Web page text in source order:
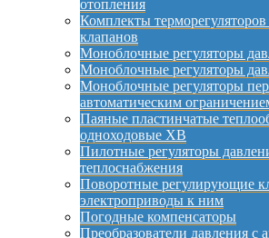
отопления
Комплекты
клапанов
Моноблочные регуляторы
Моноблочные регуляторы
Моноблочные регуляторы
автоматическим
Паяные пластинчатые
одноходовые XB
Пилотные регуляторы
теплоснабжения
Поворотные регулирующие
электроприводы к ним
Погодные компенсаторы
Преобразователи давления с